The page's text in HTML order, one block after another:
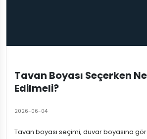
Tavan Boyası Seçerken
Edilmeli?
2026-06-04
Tavan boyası seçimi, duvar boyasına